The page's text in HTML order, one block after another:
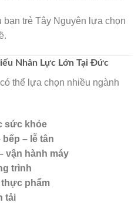
trẻ Tây Nguyên lựa chọn
Nhân Lực Lớn Tại Đức
thể lựa chọn nhiều ngành
sức khỏe
bếp – lễ tân
vận hành máy
trình
thực phẩm
tải